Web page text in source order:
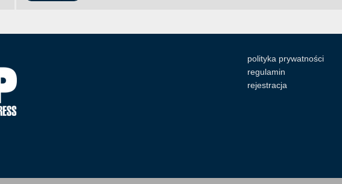
polityka prywatności
regulamin
rejestracja